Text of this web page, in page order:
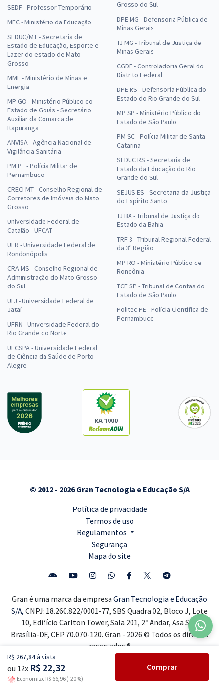
R$ 267,84 à vista
ou 12x R$ 22,32
Economize R$ 66,96 (-20%)
Comprar
SEDF - Professor Temporário
MEC - Ministério da Educação
SEDUC/MT - Secretaria de
Estado de Educação, Esporte e
Lazer do estado de Mato
Grosso
MME - Ministério de Minas e
Energia
MP GO - Ministério Público do
Estado de Goiás - Secretário
Auxiliar da Comarca de
Itapuranga
ANVISA - Agência Nacional de
Vigilância Sanitária
PM PE - Polícia Militar de
Pernambuco
CRECI MT - Conselho Regional de
Corretores de Imóveis do Mato
Grosso
Universidade Federal de
Catalão - UFCAT
UFR - Universidade Federal de
Rondonópolis
CRA MS - Conselho Regional de
Administração do Mato Grosso
do Sul
UFJ - Universidade Federal de
Jataí
UFRN - Universidade Federal do
Rio Grande do Norte
UFCSPA - Universidade Federal
de Ciência da Saúde de Porto
Alegre
Grosso do Sul
DPE MG - Defensoria Pública de
Minas Gerais
TJ MG - Tribunal de Justiça de
Minas Gerais
CGDF - Controladoria Geral do
Distrito Federal
DPE RS - Defensoria Pública do
Estado do Rio Grande do Sul
MP SP - Ministério Público do
Estado de São Paulo
PM SC - Polícia Militar de Santa
Catarina
SEDUC RS - Secretaria de
Estado da Educação do Rio
Grande do Sul
SEJUS ES - Secretaria da Justiça
do Espírito Santo
TJ BA - Tribunal de Justiça do
Estado da Bahia
TRF 3 - Tribunal Regional Federal
da 3ª Região
MP RO - Ministério Público de
Rondônia
TCE SP - Tribunal de Contas do
Estado de São Paulo
Politec PE - Polícia Científica de
Pernambuco
RA 1000
© 2012 - 2026 Gran Tecnologia e Educação S/A
Política de privacidade
Termos de uso
Regulamentos
Segurança
Mapa do site
Gran é uma marca da empresa Gran Tecnologia e Educação
S/A, CNPJ: 18.260.822/0001-77, SBS Quadra 02, Bloco J, Lote
10, Edifício Carlton Tower, Sala 201, 2º Andar, Asa Sul,
Brasília-DF, CEP 70.070-120. Gran - 2026 © Todos os direitos
reservados ®